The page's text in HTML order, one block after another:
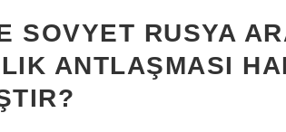
SOVYET RUSYA
ANTLAŞMASI